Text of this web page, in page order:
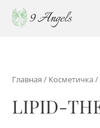
Перейти
содержимому
Главная / Косметичка /
LIPID-